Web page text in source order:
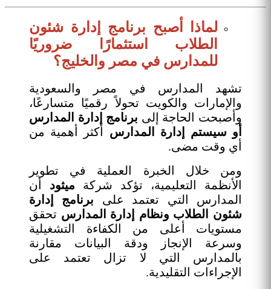
لماذا أصبح برنامج إدارة شئون
الطلاب استثمارًا ضروريًا
للمدارس في مصر والخليج؟
تشهد المدارس في مصر والسعودية
والإمارات والكويت تحولاً رقميًا متسارعًا،
وأصبحت الحاجة إلى برنامج إدارة المدارس
أو سيستم إدارة المدارس أكثر أهمية من
أي وقت مضى.
ومن خلال الخبرة العملية في تطوير
الأنظمة التعليمية، تؤكد شركة ميثود أن
المدارس التي تعتمد على برنامج إدارة
شئون الطلاب ونظام إدارة المدارس تحقق
مستويات أعلى من الكفاءة التشغيلية
وسرعة الإنجاز ودقة البيانات مقارنة
بالمدارس التي لا تزال تعتمد على
الإجراءات التقليدية.